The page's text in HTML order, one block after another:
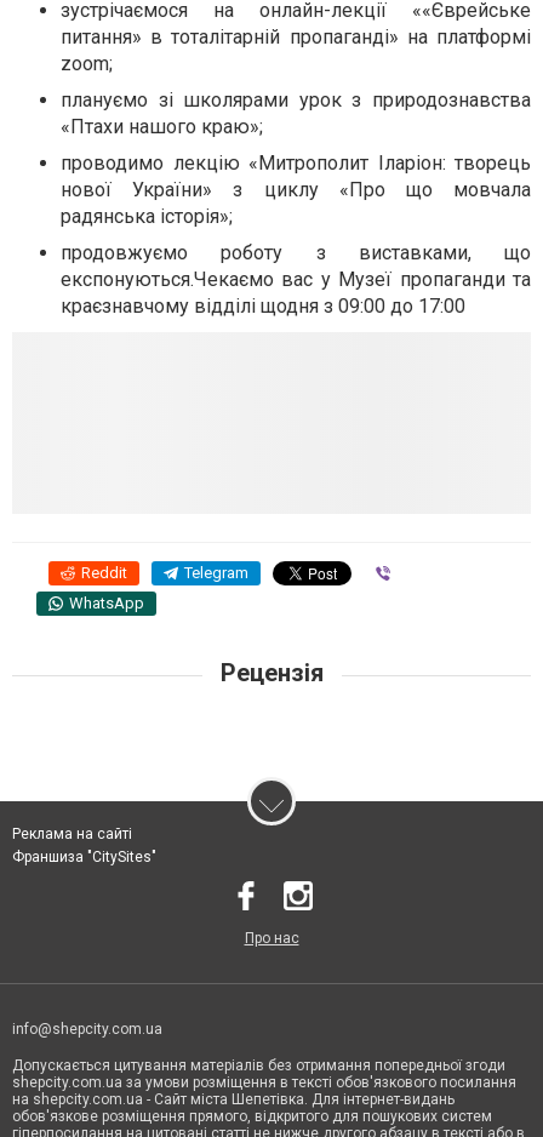
зустрічаємося на онлайн-лекції ««Єврейське
питання» в тоталітарній пропаганді» на платформі
zoom;
плануємо зі школярами урок з природознавства
«Птахи нашого краю»;
проводимо лекцію «Митрополит Іларіон: творець
нової України» з циклу «Про що мовчала
радянська історія»;
продовжуємо роботу з виставками, що
експонуються.Чекаємо вас у Музеї пропаганди та
краєзнавчому відділі щодня з 09:00 до 17:00
Reddit Telegram
WhatsApp
Рецензія
Реклама на сайті
Франшиза "CitySites"
Про нас
info@shepcity.com.ua
Допускається цитування матеріалів без отримання попередньої згоди
shepcity.com.ua за умови розміщення в тексті обов'язкового посилання
на shepcity.com.ua - Сайт міста Шепетівка. Для інтернет-видань
обов'язкове розміщення прямого, відкритого для пошукових систем